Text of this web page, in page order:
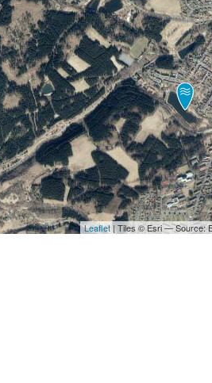
Leaflet| Tiles © Esri — Source: